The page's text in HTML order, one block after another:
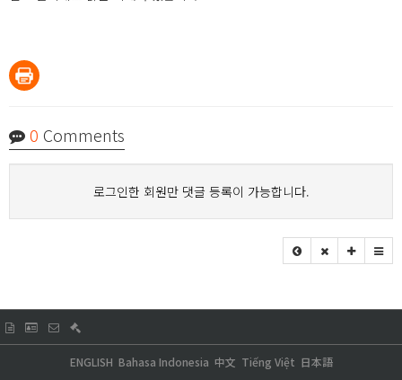
0 Comments
로그인한 회원만 댓글 등록이 가능합니다.
日本語
Tiếng Việt
中文
Bahasa Indonesia
ENGLISH